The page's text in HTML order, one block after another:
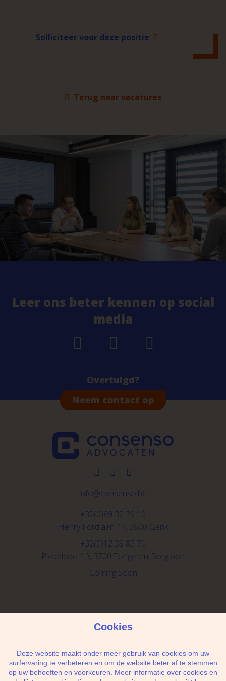
Solliciteer voor deze positie
Terug naar vacatures
Leer ons beter kennen op social
media
Overtuigd?
Neem contact op
info@consenso.be
+32(0)89 32 29 10
Henry Fordlaan 47, 3600 Genk
+32(0)12 39 83 70
Piepelpoel 13, 3700 Tongeren-Borgloon
Coming Soon
Ik geef de toestemming om mijn gegevens te
Cookies
Deze website maakt onder meer gebruik van cookies om uw
surfervaring te verbeteren en om de website beter af te stemmen
op uw behoeften en voorkeuren. Meer informatie over cookies en